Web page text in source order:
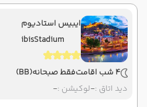
ایبیس استادیوم
ibisStadium
4 شب اقامت فقط صبحانه(BB)
دید اتاق :-لوکیشن :-